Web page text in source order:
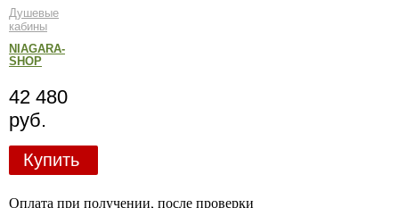
Душевые
кабины
NIAGARA-
SHOP
42 480
руб.
Купить
Оплата при получении, после проверки